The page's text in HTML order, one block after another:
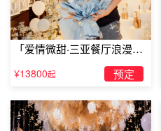
「爱情微甜·三亚餐厅浪漫求
婚」
¥13800起 预定